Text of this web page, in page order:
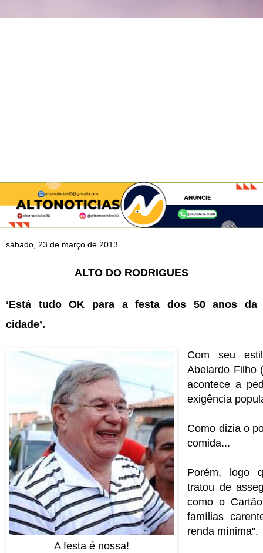
sábado, 23 de março de 2013
ALTO DO RODRIGUES
‘Está tudo OK para a festa dos 50 anos da
cidade’.
A festa é nossa!
Com seu
Abelardo Filho
acontece a
exigência
Como dizia o
comida...
Porém, logo
tratou de
como o
famílias
renda mínima".